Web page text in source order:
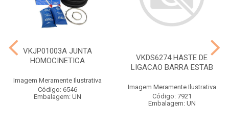
VKJP01003A JUNTA
HOMOCINETICA
Imagem Meramente Ilustrativa
Código: 6546
Embalagem: UN
VKDS6274 HASTE DE
LIGACAO BARRA ESTAB
Imagem Meramente Ilustrativa
Código: 7921
Embalagem: UN